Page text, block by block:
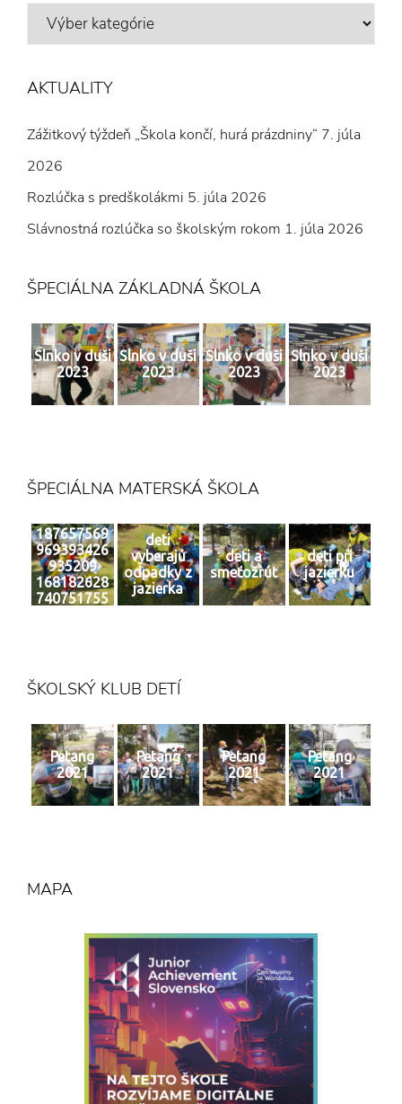
VÝBER
AKTUALITY
Zážitkový týždeň „Škola končí, hurá prázdniny“ 7. júla
2026
Rozlúčka s predškolákmi 5. júla 2026
Slávnostná rozlúčka so školským rokom 1. júla 2026
ŠPECIÁLNA ZÁKLADNÁ ŠKOLA
Slnko v duši
2023
Slnko v duši
2023
Slnko v duši
2023
Slnko v duši
2023
ŠPECIÁLNA MATERSKÁ ŠKOLA
187657569
969393426
935209
168182628
740751755
deti
vyberajú
odpadky z
jazierka
deti a
smeťožrút
deti pri
jazierku
ŠKOLSKÝ KLUB DETÍ
Petang
2021
Petang
2021
Petang
2021
Petang
2021
MAPA